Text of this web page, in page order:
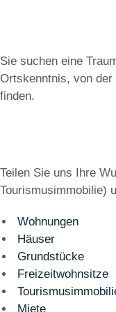
Sie suchen eine
Ortskenntnis, von der
finden.
Teilen Sie uns Ihre
Tourismusimmobilie)
Wohnungen
Häuser
Grundstücke
Freizeitwohnsitze
Miete